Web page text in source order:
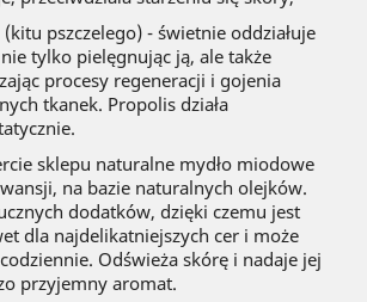
pszczelego) - świetnie oddziałuje
tylko pielęgnując ją, ale także
procesy regeneracji i gojenia
tkanek. Propolis działa
sklepu naturalne mydło miodowe
na bazie naturalnych olejków.
dodatków, dzięki czemu jest
dla najdelikatniejszych cer i może
Odświeża skórę i nadaje jej
przyjemny aromat.